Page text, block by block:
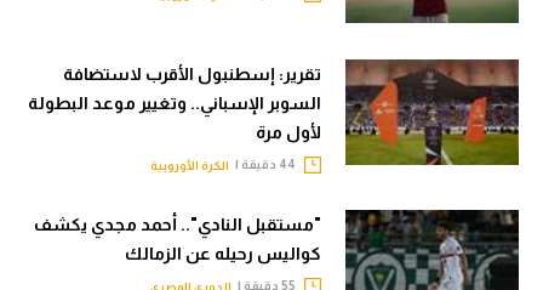
تقرير: إسطنبول الأقرب لاستضافة
السوبر الإسباني.. وتغيير موعد البطولة
لأول مرة
الكرة الأوروبية
"مستقبل النادي".. أحمد مجدي يكشف
كواليس رحيله عن الزمالك
الدوري المصري